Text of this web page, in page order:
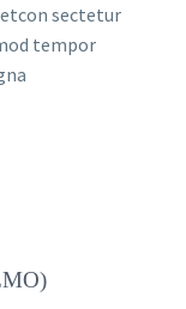
sectetur
tempor